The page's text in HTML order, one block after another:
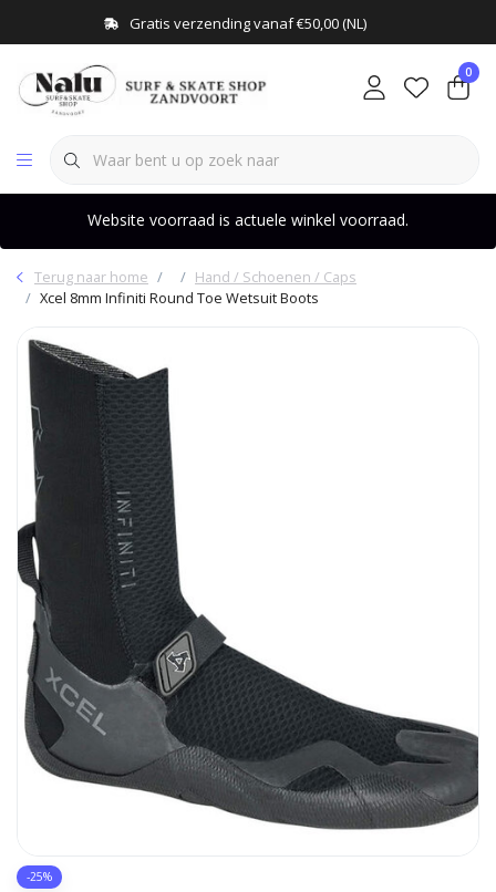
Gratis verzending vanaf €50,00 (NL)
0
Website voorraad is actuele winkel voorraad.
Terug naar home
Hand / Schoenen / Caps
Xcel 8mm Infiniti Round Toe Wetsuit Boots
-25%